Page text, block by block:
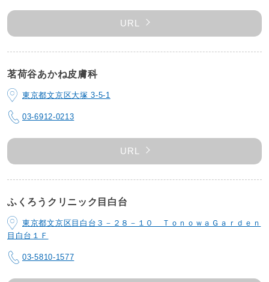
URL
茗荷谷あかね皮膚科
東京都文京区大塚 3-5-1
03-6912-0213
URL
ふくろうクリニック目白台
東京都文京区目白台３－２８－１０ ＴｏｎｏｗａＧａｒｄｅｎ
目白台１Ｆ
03-5810-1577